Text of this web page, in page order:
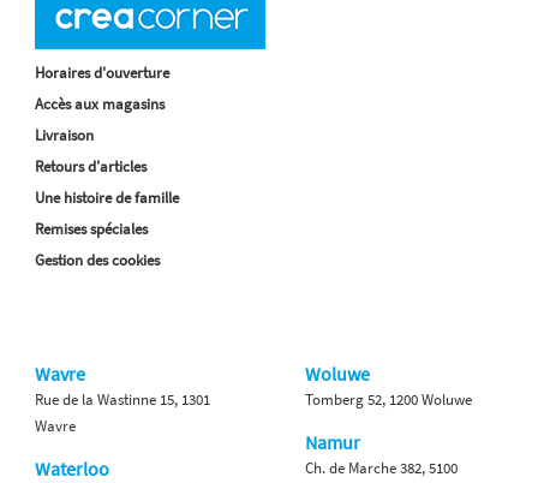
Horaires d'ouverture
Accès aux magasins
Livraison
Retours d'articles
Une histoire de famille
Remises spéciales
Gestion des cookies
Wavre
Rue de la Wastinne 15, 1301
Wavre
Waterloo
Woluwe
Tomberg 52, 1200 Woluwe
Namur
Ch. de Marche 382, 5100